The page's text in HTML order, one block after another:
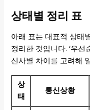
상태별 정리 표
아래 표는 대표적 상태
정리한 것입니다. ‘우선
신사별 차이를 고려해
상
태
통신상황